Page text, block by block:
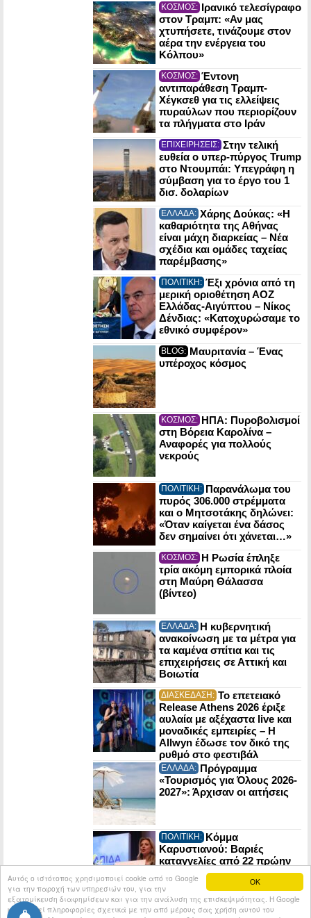
OK
Αυτός ο ιστότοπος χρησιμοποιεί cookie από το Google
για την παροχή των υπηρεσιών του, για την
εξατομίκευση διαφημίσεων και για την ανάλυση της επισκεψιμότητας. Η Google
κοινοποιεί πληροφορίες σχετικά με την από μέρους σας χρήση αυτού του
ΚΟΣΜΟΣ: Ιρανικό τελεσίγραφο
στον Τραμπ: «Αν μας
χτυπήσετε, τινάζουμε στον
αέρα την ενέργεια του
Κόλπου»
ΚΟΣΜΟΣ: Έντονη
αντιπαράθεση Τραμπ-
Χέγκσεθ για τις ελλείψεις
πυραύλων που περιορίζουν
τα πλήγματα στο Ιράν
ΕΠΙΧΕΙΡΗΣΕΙΣ: Στην τελική
ευθεία ο υπερ-πύργος Trump
στο Ντουμπάι: Υπεγράφη η
σύμβαση για το έργο του 1
δισ. δολαρίων
ΕΛΛΑΔΑ: Χάρης Δούκας: «Η
καθαριότητα της Αθήνας
είναι μάχη διαρκείας – Νέα
σχέδια και ομάδες ταχείας
παρέμβασης»
ΠΟΛΙΤΙΚΗ: Έξι χρόνια από τη
μερική οριοθέτηση ΑΟΖ
Ελλάδας-Αιγύπτου – Νίκος
Δένδιας: «Κατοχυρώσαμε το
εθνικό συμφέρον»
BLOG: Μαυριτανία – Ένας
υπέροχος κόσμος
ΚΟΣΜΟΣ: ΗΠΑ: Πυροβολισμοί
στη Βόρεια Καρολίνα –
Αναφορές για πολλούς
νεκρούς
ΠΟΛΙΤΙΚΗ: Παρανάλωμα του
πυρός 306.000 στρέμματα
και ο Μητσοτάκης δηλώνει:
«Όταν καίγεται ένα δάσος
δεν σημαίνει ότι χάνεται…»
ΚΟΣΜΟΣ: Η Ρωσία έπληξε
τρία ακόμη εμπορικά πλοία
στη Μαύρη Θάλασσα
(βίντεο)
ΕΛΛΑΔΑ: Η κυβερνητική
ανακοίνωση με τα μέτρα για
τα καμένα σπίτια και τις
επιχειρήσεις σε Αττική και
Βοιωτία
ΔΙΑΣΚΕΔΑΣΗ: Το επετειακό
Release Athens 2026 έριξε
αυλαία με αξέχαστα live και
μοναδικές εμπειρίες – Η
Allwyn έδωσε τον δικό της
ρυθμό στο φεστιβάλ
ΕΛΛΑΔΑ: Πρόγραμμα
«Τουρισμός για Όλους 2026-
2027»: Άρχισαν οι αιτήσεις
ΠΟΛΙΤΙΚΗ: Κόμμα
Καρυστιανού: Βαριές
καταγγελίες από 22 πρώην
στελέχη της Ελπίδας για τη
Δημοκρατία